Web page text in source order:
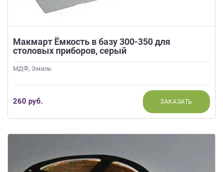
Макмарт Ёмкость в базу 300-350 для
столовых приборов, серый
МДФ, Эмаль
260 руб. ЗАКАЗАТЬ